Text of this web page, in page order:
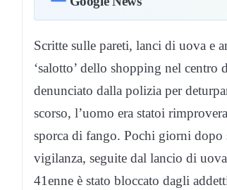
Scritte sulle pareti, lanci di uova e
‘salotto’ dello shopping nel
denunciato dalla polizia per
scorso, l’uomo era statoi
sporca di fango. Pochi giorni dopo
vigilanza, seguite dal lancio di
41enne è stato bloccato dagli